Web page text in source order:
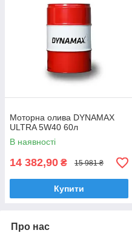
Моторна олива DYNAMAX
ULTRA 5W40 60л
В наявності
14 382,90 ₴ 15 981 ₴
Купити
Про нас